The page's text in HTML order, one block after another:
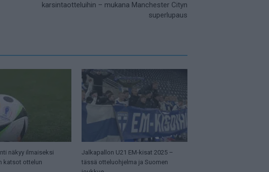
karsintaotteluihin – mukana Manchester Cityn
superlupaus
näkyy ilmaiseksi
katsot ottelun
Jalkapallon U21 EM-kisat 2025 –
tässä otteluohjelma ja Suomen